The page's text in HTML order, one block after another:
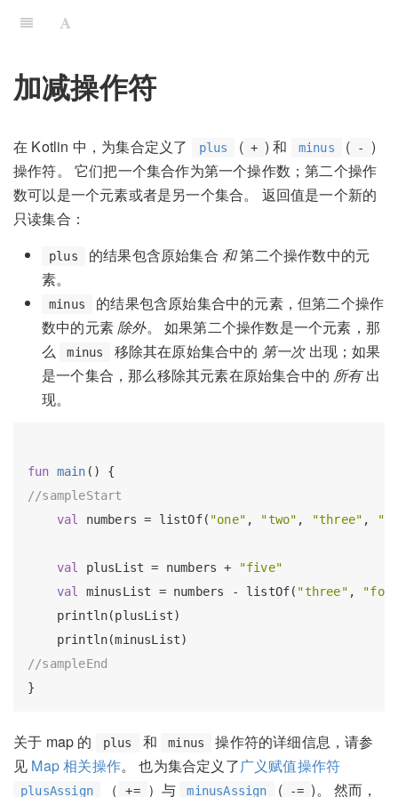
加减操作符
在 Kotlin 中，为集合定义了 plus ( + ) 和 minus ( -
)
操作符。 它们把一个集合作为第一个操作数；第二个操作
数可以是一个元素或者是另一个集合。 返回值是一个新的
只读集合：
plus 的结果包含原始集合和第二个操作数中的元
素。
minus
的结果包含原始集合中的元素，但第二个操作
数中的元素 除外。 如果第二个操作数是一个元素，那
么
minus 移除其在原始集合中的 第一次出现；如果
是一个集合，那么移除其元素在原始集合中的 所有出
现。
fun main ()
//sampleStart
val
numbers = listOf( "one" , "two" , "three" ,
val plusList = numbers +
"five"
val
minusList = numbers - listOf( "three" ,
    println(plusList)
//sampleEnd
关于 map 的 plus 和 minus
操作符的详细信息，请参
见 Map 相关操作。 也为集合定义了广义赋值操作符
plusAssign （ += ）与 minusAssign ( -= )。 然而，